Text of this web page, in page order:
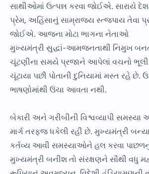
સાથીઓમાં ઉત્પન્ન કરવા જોઈએ. સારાયે
પ્રેમ, અહિંસાનું સામ્રાજ્ય સ્ત્જપાય તેવા
જોઈએ. આજના મોટા ભાગના નેતાઓ
મુખ્યમંત્રી સુદ્ધાં-આમજનતાથી નિમુખ
ચૂંટણીના સમયે પ્રજાને આપેલાં વચનો
ચૂંટાયા પછી પોતાની દુનિયામાં મસ્ત રહે છે.
ભાષણોમાંથી ઉંચા આવતા નથી.
બેકારી અને ગરીબીની વિશ્વવ્યાપી
માર્ગ તરફજ ધકેલી રહી છે. મુખ્યમંત્રી
કર્તવ્ય આવી સમસ્યાઓને હલ કરવા
મુખ્યમંત્રી બનીશ તો સંરક્ષણને સૌથી વધુ